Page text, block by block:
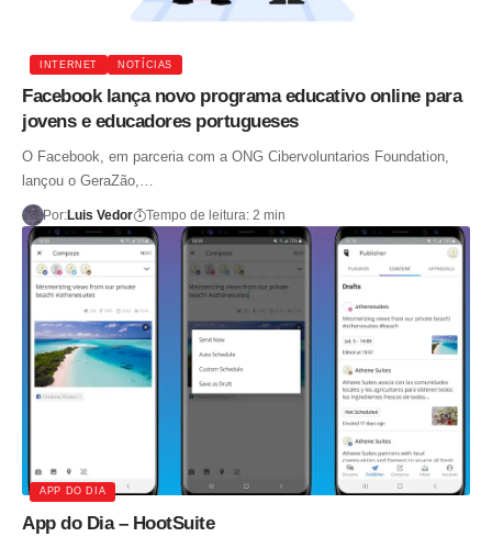
INTERNET NOTÍCIAS
Facebook lança novo programa educativo online para
jovens e educadores portugueses
O Facebook, em parceria com a ONG Cibervoluntarios Foundation,
lançou o GeraZão,…
Por:Luis Vedor Tempo de leitura: 2 min
APP DO DIA
App do Dia – HootSuite